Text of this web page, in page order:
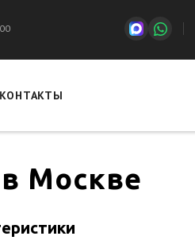
КОНТАКТЫ
Москве